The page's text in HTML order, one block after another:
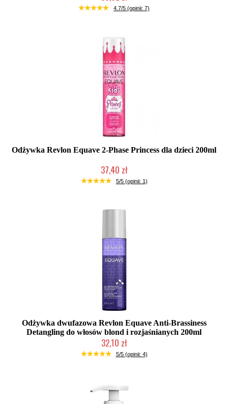
Duża ilość (wysyłka w 24h)
4.7/5 (opinii: 7)
Odżywka Revlon Equave 2-Phase Princess dla dzieci 200ml
37,40 zł
Duża ilość (wysyłka w 24h)
5/5 (opinii: 1)
Odżywka dwufazowa Revlon Equave Anti-Brassiness
Detangling do włosów blond i rozjaśnianych 200ml
32,10 zł
Duża ilość (wysyłka w 24h)
5/5 (opinii: 4)